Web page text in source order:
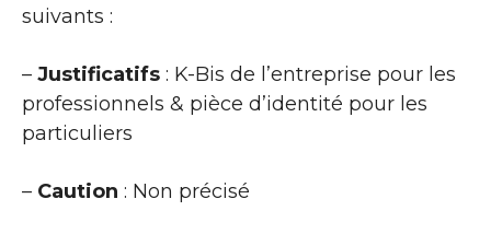
suivants :
– Justificatifs : K-Bis de l’entreprise pour les
professionnels & pièce d’identité pour les
particuliers
– Caution : Non précisé